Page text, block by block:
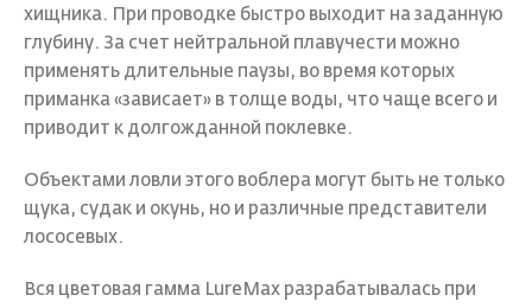
хищника. При проводке быстро выходит на заданную
глубину. За счет нейтральной плавучести можно
применять длительные паузы, во время которых
приманка «зависает» в толще воды, что чаще всего и
приводит к долгожданной поклевке.
Объектами ловли этого воблера могут быть не только
щука, судак и окунь, но и различные представители
лососевых.
Вся цветовая гамма LureMax разрабатывалась при